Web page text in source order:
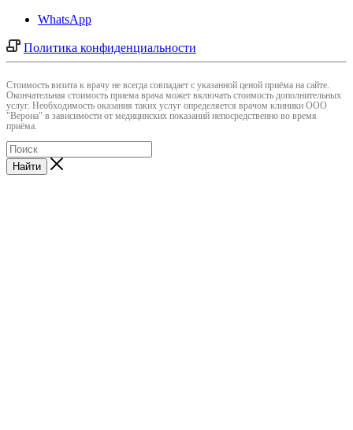
WhatsApp
Политика конфиденциальности
Cтоимость визита к врачу не всегда совпадает с указанной ценой приёма на сайте.
Окончательная стоимость приема врача может включать стоимость дополнительных
услуг. Необходимость оказания таких услуг определяется врачом клиники ООО
"Верона" в зависимости от медицинских показаний непосредственно во время
приёма.
Найти